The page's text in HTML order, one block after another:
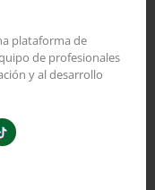
plataforma de
de profesionales
y al desarrollo